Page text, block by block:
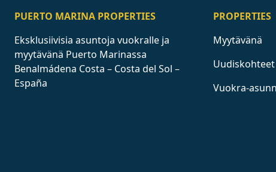
PUERTO MARINA PROPERTIES
Eksklusiivisia asuntoja vuokralle ja
myytävänä Puerto Marinassa
Benalmádena Costa – Costa del Sol –
España
PROPERTIES
Myytävänä
Uudiskohteet
Vuokra-